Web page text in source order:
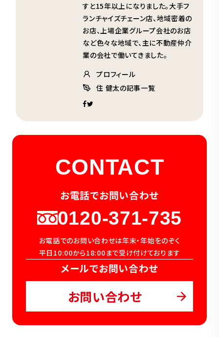
すと15年以上になりました。大手フ
ランチャイズチェーン店、地域密着の
お店、上場企業グループ会社のお店
など色々な地域で、主に不動産仲介
業の会社で働いてきました。
プロフィール
住 健太の記事一覧
CONTACT
お電話でお問い合わせ
0120-371-735
お電話でのお問い合わせは年末・年始をのぞく
平日10:00から18:00まで受け付けております
メールでお問い合わせ
お問い合わせ